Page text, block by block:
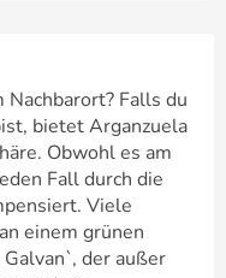
Falls du
bietet Arganzuela
Obwohl es am
Fall durch die
Viele
einem grünen
der außer